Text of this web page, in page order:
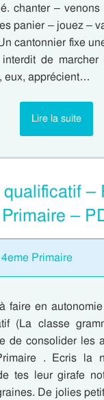
chanter –
panier – jouez –
cantonnier fixe
de
eux, apprécient…
Lire la suite
–
Primaire
faire en
(La classe
de consolider les
. Ecris la
tes leur girafe
De jolies